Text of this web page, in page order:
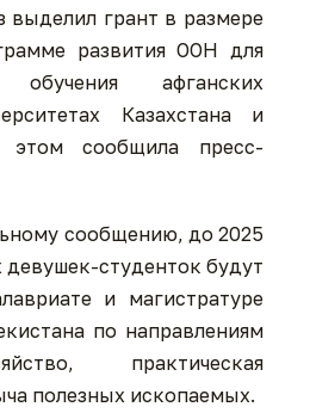
выделил грант в размере
развития ООН для
обучения афганских
Казахстана и
этом сообщила пресс-
сообщению, до 2025
девушек-студенток будут
и магистратуре
по направлениям
практическая
полезных ископаемых.